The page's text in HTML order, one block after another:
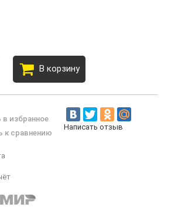
В корзину
избранное
к сравнению
Написать отзыв